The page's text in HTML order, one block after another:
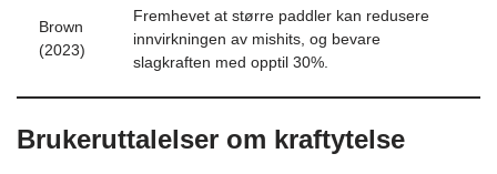
Brown
(2023)
Fremhevet at større paddler kan redusere
innvirkningen av mishits, og bevare
slagkraften med opptil 30%.
Brukeruttalelser om kraftytelse